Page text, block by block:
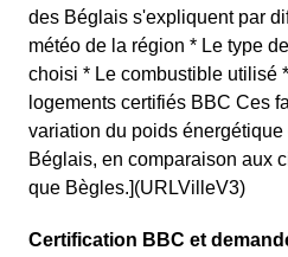
des Béglais s'expliquent par
météo de la région * Le type
choisi * Le combustible utilisé
logements certifiés BBC Ces
variation du poids
Béglais, en comparaison aux
que Bègles.](URLVilleV3)
Certification BBC et